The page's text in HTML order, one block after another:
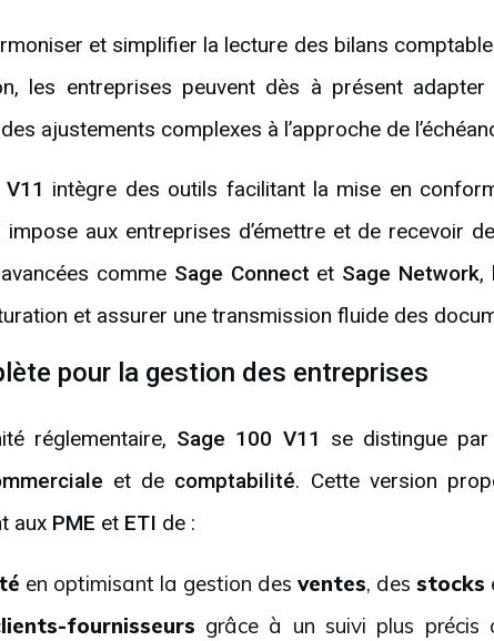
et simplifier la lecture des bilans
les entreprises peuvent dès à présent adapter
ajustements complexes à l’approche de
intègre des outils facilitant la mise en
impose aux entreprises d’émettre et de recevoir
comme Sage Connect et Sage Network,
et assurer une transmission fluide des
pour la gestion des entreprises
réglementaire, Sage 100 V11 se distingue
et de comptabilité. Cette version
aux PME et ETI de :
en optimisant la gestion des ventes, des stocks
fournisseurs grâce à un suivi plus précis